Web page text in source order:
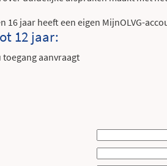
16 jaar heeft een eigen MijnOLVG-
12 jaar:
aanvraagt